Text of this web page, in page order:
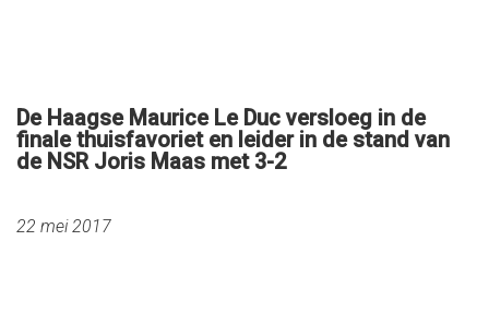
De Haagse Maurice Le Duc versloeg in de
finale thuisfavoriet en leider in de stand van
de NSR Joris Maas met 3-2
22 mei 2017